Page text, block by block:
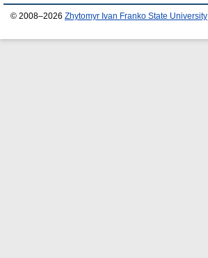
© 2008–2026 Zhytomyr Ivan Franko State University